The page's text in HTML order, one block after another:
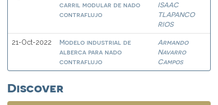
carril modular de nado
contraflujo
ISAAC
TLAPANCO
RIOS
21-Oct-2022
Modelo industrial de
alberca para nado
contraflujo
Armando
Navarro
Campos
Discover